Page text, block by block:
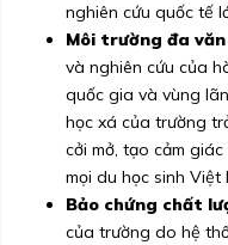
nghiên cứu quốc tế
Môi trường đa
và nghiên cứu của
quốc gia và vùng
học xá của trường
cởi mở, tạo cảm
mọi du học sinh Việt
Bảo chứng chất
của trường do hệ